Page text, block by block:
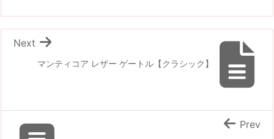
マンティコア レザー ゲートル【クラシック】
Next
Prev